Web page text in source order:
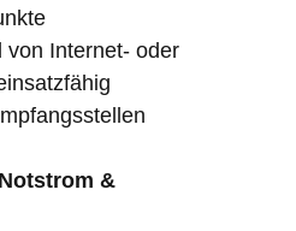
von Internet- oder
&